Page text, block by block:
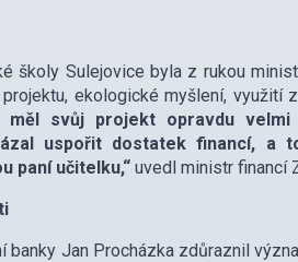
školy Sulejovice byla z rukou
ekologické myšlení,
svůj projekt opravdu
uspořit dostatek financí, a
paní učitelku,“uvedl ministr financí
banky Jan Procházka zdůraznil